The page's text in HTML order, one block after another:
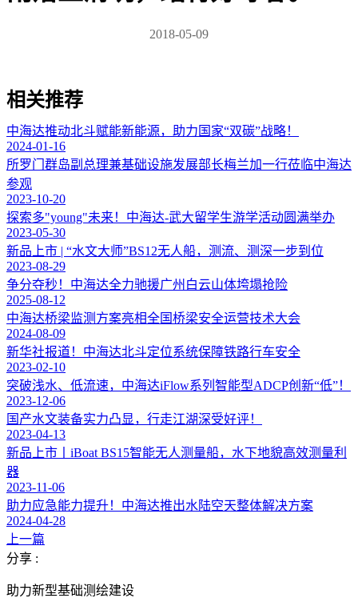
2018-05-09
相关推荐
中海达推动北斗赋能新能源，助力国家“双碳”战略！
2024-01-16
所罗门群岛副总理兼基础设施发展部长梅兰加一行莅临中海达
参观
2023-10-20
探索多"young"未来！中海达-武大留学生游学活动圆满举办
2023-05-30
新品上市 | “水文大师”BS12无人船，测流、测深一步到位
2023-08-29
争分夺秒！中海达全力驰援广州白云山体垮塌抢险
2025-08-12
中海达桥梁监测方案亮相全国桥梁安全运营技术大会
2024-08-09
新华社报道！中海达北斗定位系统保障铁路行车安全
2023-02-10
突破浅水、低流速，中海达iFlow系列智能型ADCP创新“低”！
2023-12-06
国产水文装备实力凸显，行走江湖深受好评！
2023-04-13
新品上市丨iBoat BS15智能无人测量船，水下地貌高效测量利
器
2023-11-06
助力应急能力提升！中海达推出水陆空天整体解决方案
2024-04-28
上一篇
分享 :
助力新型基础测绘建设